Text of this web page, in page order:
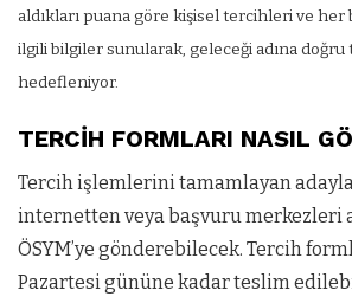
aldıkları puana göre kişisel tercihleri ve her
ilgili bilgiler sunularak, geleceği adına doğru
hedefleniyor.
TERCİH FORMLARI NASIL
Tercih işlemlerini tamamlayan
internetten veya başvuru merkezleri
ÖSYM’ye gönderebilecek. Tercih
Pazartesi gününe kadar teslim